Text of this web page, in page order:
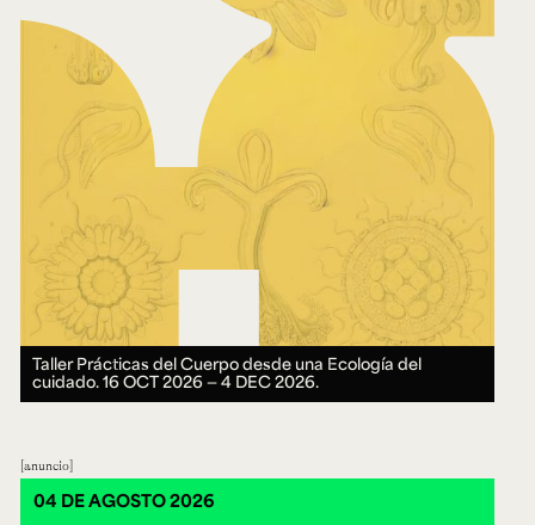
Taller Prácticas del Cuerpo desde una Ecología del
cuidado.16 OCT 2026 ― 4 DEC 2026.
anuncio
04 DE AGOSTO 2026